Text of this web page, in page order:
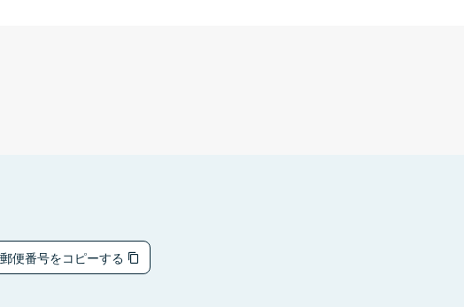
郵便番号をコピーする